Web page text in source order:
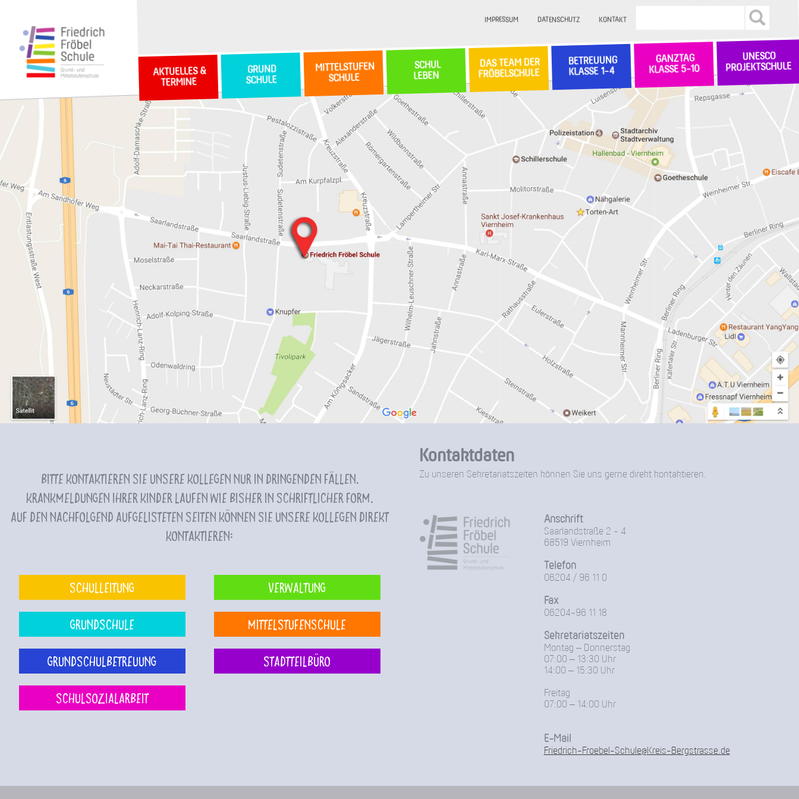
IMPRESSUM DATENSCHUTZ KONTAKT
AKTUELLES &
TERMINE
GRUND
SCHULE
MITTELSTUFEN
SCHULE
SCHUL
LEBEN
DAS TEAM DER
FRÖBELSCHULE
BETREUUNG
KLASSE 1-4
GANZTAG
KLASSE 5-10
UNESCO
PROJEKTSCHULE
Bitte kontaktieren Sie unsere Kollegen nur in dringenden Fällen.
Krankmeldungen Ihrer Kinder laufen wie bisher in schriftlicher Form.
Auf den nachfolgend aufgelisteten Seiten können Sie unsere Kollegen direkt
kontaktieren:
Schulleitung Verwaltung
Grundschule Mittelstufenschule
Grundschulbetreuung Stadtteilbüro
Schulsozialarbeit
Kontaktdaten
Zu unseren Sekretariatszeiten können Sie uns gerne direkt kontaktieren.
Anschrift
Saarlandstraße 2 - 4
68519 Viernheim
Telefon
06204 / 96 11 0
Fax
06204-96 11 18
Sekretariatszeiten
Montag – Donnerstag
07:00 – 13:30 Uhr
14:00 – 15:30 Uhr
Freitag
07:00 – 14:00 Uhr
E-Mail
Friedrich-Froebel-Schule@Kreis-Bergstrasse.de